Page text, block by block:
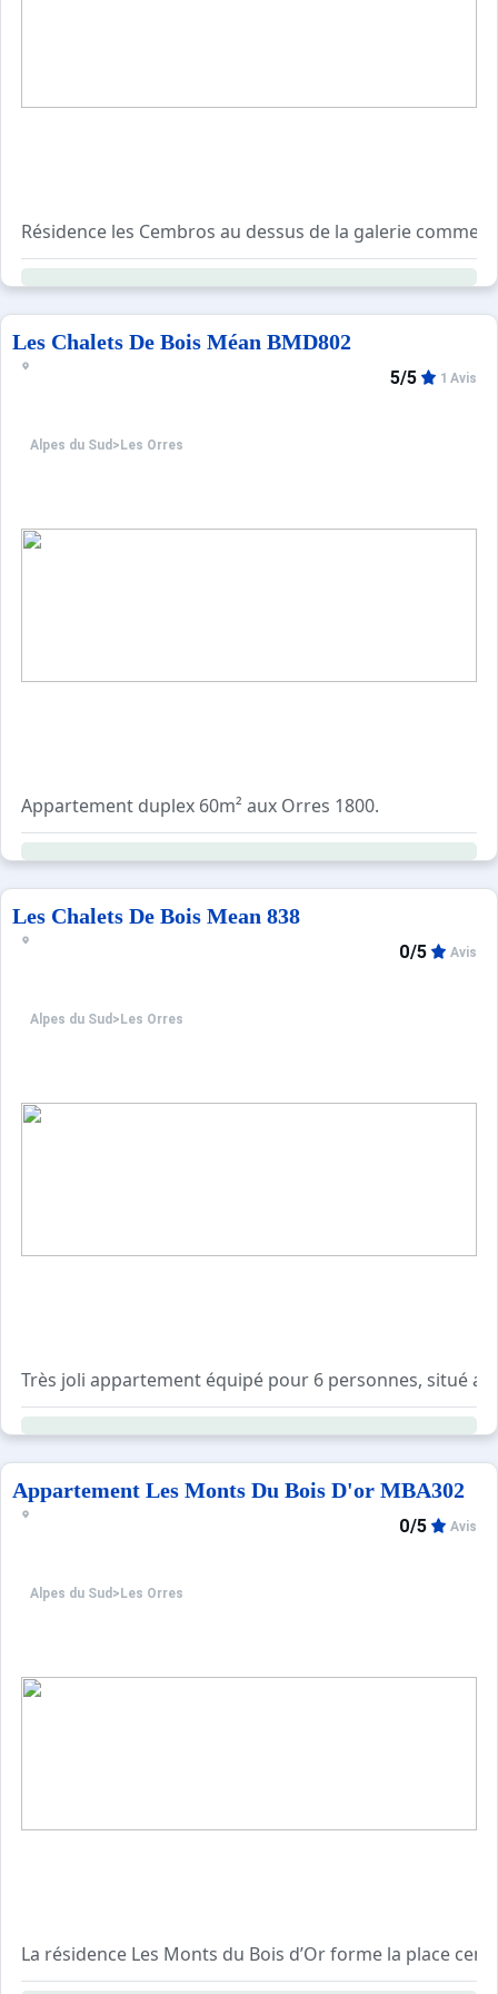
Résidence les Cembros au dessus de la galerie
Wifi fibre inclus.
La remise des clés se fera directement auprès de
Les Chalets De Bois Méan BMD802
Alpes du Sud > Les Orres
5/5 1 Avis
Appartement duplex 60m² aux Orres 1800.
Cet espace convivial crée par un architecte a été
Nous avons souhaité un lieu offrant confort et intimité,
Une belle balade en montagne, tout au long de
- Un coin cuisine
- Une chambre avec 2 lits simples en 80*190 cm ;
- Box à skis privatif.
Le jour de votre arrivée, l’appartement sera
Les Chalets De Bois Mean 838
Alpes du Sud > Les Orres
0/5 Avis
Très joli appartement équipé pour 6 personnes, situé
La remise des clés se fera à l'agence LOGEVAC située
Appartement Les Monts Du Bois D'or MBA302
Alpes du Sud > Les Orres
0/5 Avis
La résidence Les Monts du Bois d’Or forme la place